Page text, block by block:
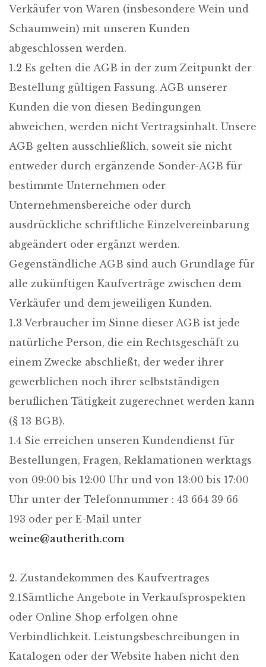
Verkäufer von Waren (insbesondere Wein und
Schaumwein) mit unseren Kunden
abgeschlossen werden.
1.2 Es gelten die AGB in der zum Zeitpunkt der
Bestellung gültigen Fassung. AGB unserer
Kunden die von diesen Bedingungen
abweichen, werden nicht Vertragsinhalt. Unsere
AGB gelten ausschließlich, soweit sie nicht
entweder durch ergänzende Sonder-AGB für
bestimmte Unternehmen oder
Unternehmensbereiche oder durch
ausdrückliche schriftliche Einzelvereinbarung
abgeändert oder ergänzt werden.
Gegenständliche AGB sind auch Grundlage für
alle zukünftigen Kaufverträge zwischen dem
Verkäufer und dem jeweiligen Kunden.
1.3 Verbraucher im Sinne dieser AGB ist jede
natürliche Person, die ein Rechtsgeschäft zu
einem Zwecke abschließt, der weder ihrer
gewerblichen noch ihrer selbstständigen
beruflichen Tätigkeit zugerechnet werden kann
(§ 13 BGB).
1.4 Sie erreichen unseren Kundendienst für
Bestellungen, Fragen, Reklamationen werktags
von 09:00 bis 12:00 Uhr und von 13:00 bis 17:00
Uhr unter der Telefonnummer : 43 664 39 66
193 oder per E-Mail unter
weine@autherith.com
2. Zustandekommen des Kaufvertrages
2.1Sämtliche Angebote in Verkaufsprospekten
oder Online Shop erfolgen ohne
Verbindlichkeit. Leistungsbeschreibungen in
Katalogen oder der Website haben nicht den